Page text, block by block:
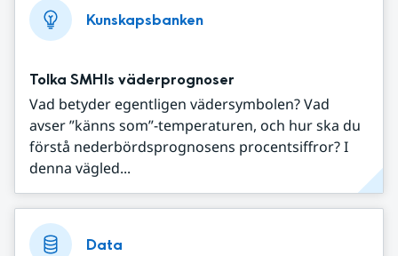
Kunskapsbanken
Tolka SMHIs väderprognoser
Vad betyder egentligen vädersymbolen? Vad
avser ”känns som”-temperaturen, och hur ska du
förstå nederbördsprognosens procentsiffror? I
denna vägled...
Data